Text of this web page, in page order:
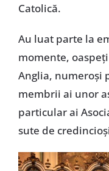
Catolică.
Au luat parte la
momente,
Anglia, numeroși
membrii ai unor
particular ai
sute de